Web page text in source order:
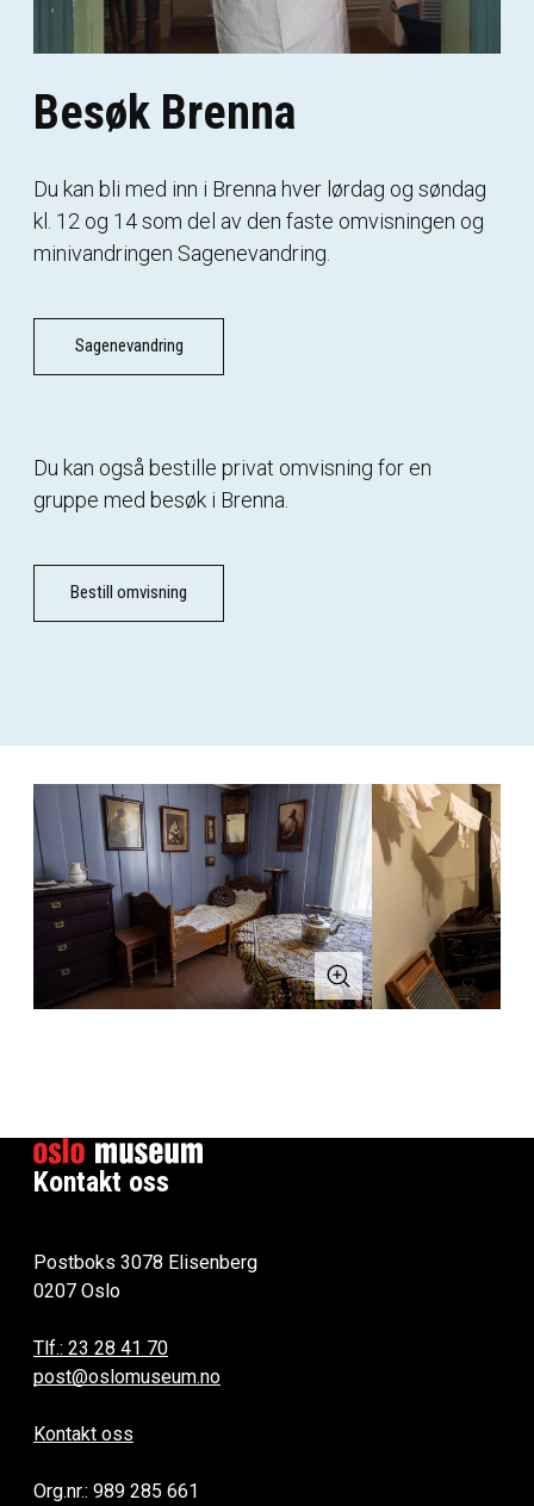
Besøk Brenna
Du kan bli med inn i Brenna hver lørdag og søndag
kl. 12 og 14 som del av den faste omvisningen og
minivandringen Sagenevandring.
Sagenevandring
Du kan også bestille privat omvisning for en
gruppe med besøk i Brenna.
Bestill omvisning
Kontakt oss
Postboks 3078 Elisenberg
0207 Oslo
Tlf.: 23 28 41 70
post@oslomuseum.no
Kontakt oss
Org.nr.: 989 285 661